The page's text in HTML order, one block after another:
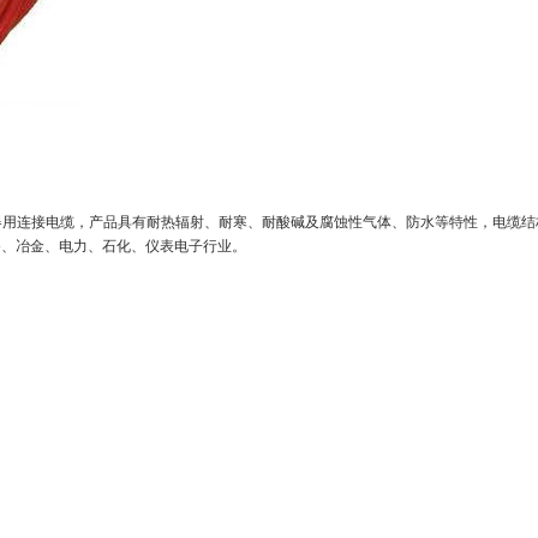
连接电缆，产品具有耐热辐射、耐寒、耐酸碱及腐蚀性气体、防水等特性，电缆
冶金、电力、石化、仪表电子行业。